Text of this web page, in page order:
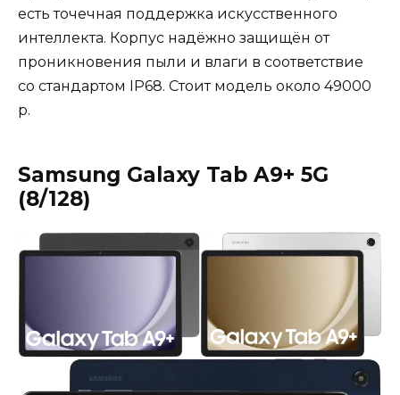
есть точечная поддержка искусственного
интеллекта. Корпус надёжно защищён от
проникновения пыли и влаги в соответствие
со стандартом IP68. Стоит модель около 49000
р.
Samsung Galaxy Tab A9+ 5G
(8/128)